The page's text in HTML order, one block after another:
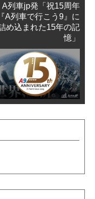
A列車jp発「祝15周年
『A列車で行こう9』に
め込まれた15年の記
憶」